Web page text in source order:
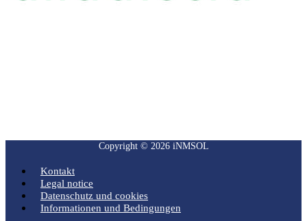
Copyright © 2026 iNMSOL
Kontakt
Legal notice
Datenschutz und cookies
Informationen und Bedingungen